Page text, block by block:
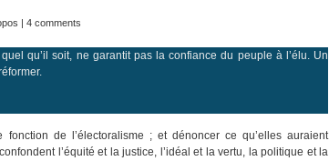
| 4 comments
qu’il soit, ne garantit pas la confiance du peuple à l’élu. Un
de l’électoralisme ; et dénoncer ce qu’elles auraient
l’équité et la justice, l’idéal et la vertu, la politique et la